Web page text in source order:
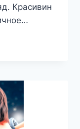
Красивин